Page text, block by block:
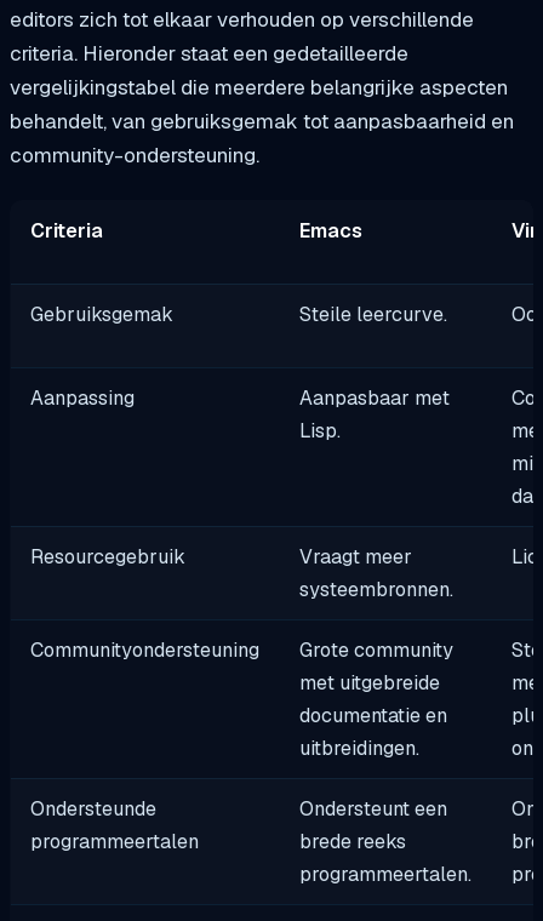
editors zich tot elkaar verhouden op verschillende
criteria. Hieronder staat een gedetailleerde
vergelijkingstabel die meerdere belangrijke aspecten
behandelt, van gebruiksgemak tot aanpasbaarheid en
community-ondersteuning.
Criteria Emacs
Gebruiksgemak Steile leercurve.
Aanpassing
Aanpasbaar met
Lisp.
Resourcegebruik
Vraagt meer
systeembronnen.
Communityondersteuning
Grote community
met uitgebreide
documentatie en
uitbreidingen.
Ondersteunde
programmeertalen
Ondersteunt een
brede reeks
programmeertalen.